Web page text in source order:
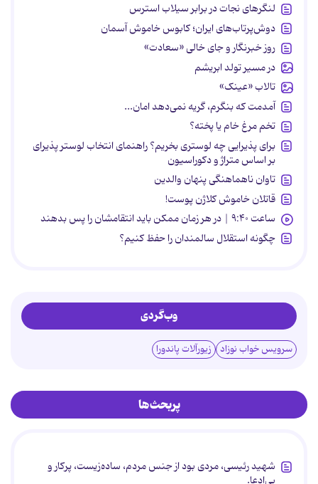
لنگرهای نجات در برابر سیلاب استرس
دوش‌پرتاب‌های ایران؛ کابوس خاموش آسمان
روز خبرنگار و جای خالی «سعادت»
در مسیر تولد ابریشم
تالاب «عینک»
آمدمت که بنگرم، گریه نمی‌دهد امان...
تخم مرغ خام یا پخته؟
برای پذیرایی چه لوستری بخریم؟ راهنمای انتخاب لوستر پذیرای
بر اساس متراژ و دکوراسیون
تاوان ناهماهنگی پنهان والدین
قاتلان خاموش کلاژن پوست!
ساعت ۹:۴۰ | در هر زمان ممکن باید انتقامشان را پس بدهند
چگونه استقلال سالمندان را حفظ کنیم؟
وب‌گردی
سرویس خواب نوزاد زیورآلات پاندورا
پربحث‌ها
شهید رئیسی، مردی بود از جنس مردم، ساده‌زیست، پرکار و
بی‌ادعا.